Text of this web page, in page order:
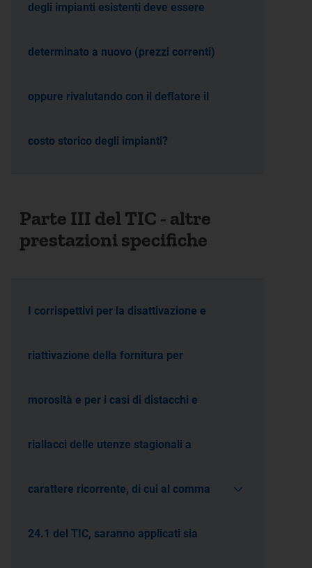
degli impianti esistenti deve essere
determinato a nuovo (prezzi correnti)
oppure rivalutando con il deflatore il
costo storico degli impianti?
Parte III del TIC - altre
prestazioni specifiche
I corrispettivi per la disattivazione e
riattivazione della fornitura per
morosità e per i casi di distacchi e
riallacci delle utenze stagionali a
carattere ricorrente, di cui al comma
24.1 del TIC, saranno applicati sia